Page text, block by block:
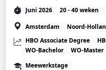
Juni 2026 20 - 40 weken
Amsterdam
Noord-
HBO Associate Degree
WO-Bachelor
WO-Master
Meewerkstage